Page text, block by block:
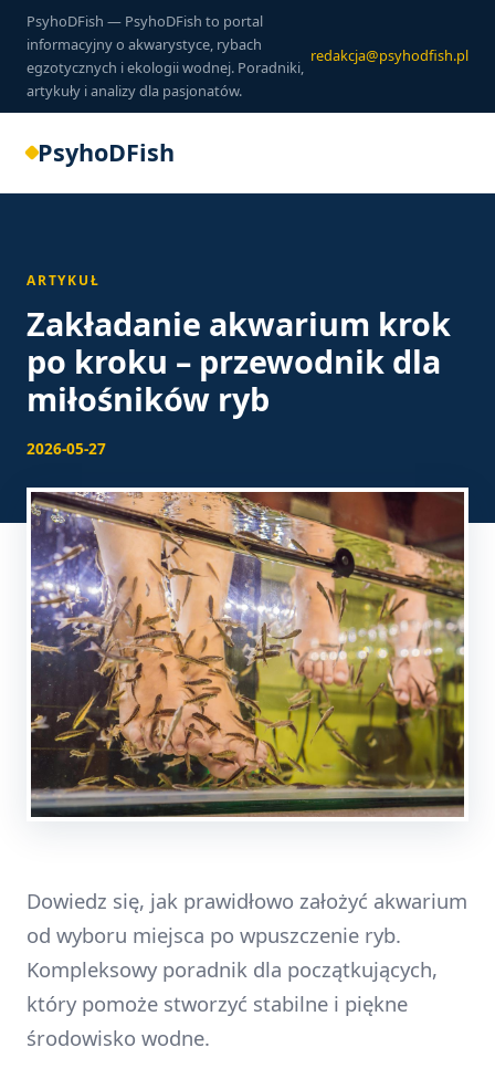
PsyhoDFish — PsyhoDFish to portal
informacyjny o akwarystyce, rybach
egzotycznych i ekologii wodnej. Poradniki,
artykuły i analizy dla pasjonatów.
redakcja@psyhodfish.pl
PsyhoDFish
ARTYKUŁ
Zakładanie akwarium krok
po kroku – przewodnik dla
miłośników ryb
2026-05-27
Dowiedz się, jak prawidłowo założyć akwarium
od wyboru miejsca po wpuszczenie ryb.
Kompleksowy poradnik dla początkujących,
który pomoże stworzyć stabilne i piękne
środowisko wodne.